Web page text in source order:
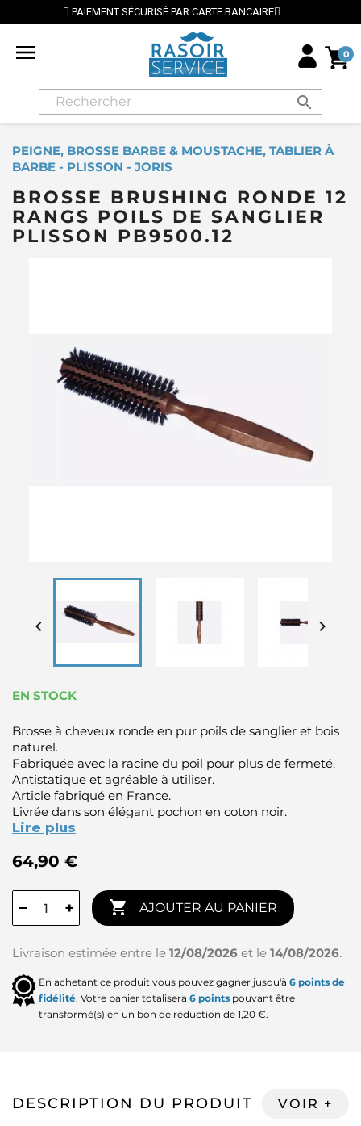
PAR CARTE BANCAIRE ⭐ LIVRAISON GRATUITE
 0
search
PEIGNE, BROSSE BARBE & MOUSTACHE, TABLIER À
BARBE - PLISSON - JORIS
BROSSE BRUSHING RONDE 12
RANGS POILS DE SANGLIER
PLISSON PB9500.12
 
EN STOCK
Brosse à cheveux ronde en pur poils de sanglier et bois
naturel.
Fabriquée avec la racine du poil pour plus de fermeté.
Antistatique et agréable à utiliser.
Article fabriqué en France.
Livrée dans son élégant pochon en coton noir.
Lire plus
64,90 €
− +  AJOUTER AU PANIER
Livraison estimée entre le 12/08/2026 et le 14/08/2026.
En achetant ce produit vous pouvez gagner jusqu'à 6 points de
fidélité. Votre panier totalisera 6 points pouvant être
transformé(s) en un bon de réduction de 1,20 €.
DESCRIPTION DU PRODUIT